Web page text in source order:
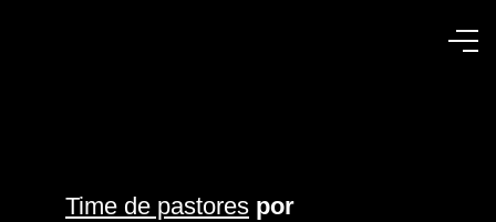
Time de pastores por